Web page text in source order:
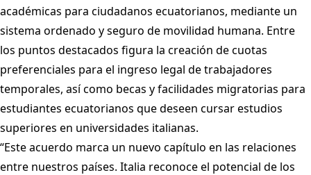
académicas para ciudadanos ecuatorianos, mediante un
sistema ordenado y seguro de movilidad humana. Entre
los puntos destacados figura la creación de cuotas
preferenciales para el ingreso legal de trabajadores
temporales, así como becas y facilidades migratorias para
estudiantes ecuatorianos que deseen cursar estudios
superiores en universidades italianas.
“Este acuerdo marca un nuevo capítulo en las relaciones
entre nuestros países. Italia reconoce el potencial de los